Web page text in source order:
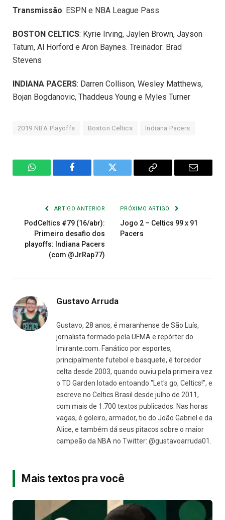
Transmissão: ESPN e NBA League Pass
BOSTON CELTICS: Kyrie Irving, Jaylen Brown, Jayson
Tatum, Al Horford e Aron Baynes. Treinador: Brad
Stevens
INDIANA PACERS: Darren Collison, Wesley Matthews,
Bojan Bogdanovic, Thaddeus Young e Myles Turner
2019 NBA Playoffs Boston Celtics Indiana Pacers
WhatsAppFacebook Twitter
Copiar
E-
ARTIGO ANTERIOR
PodCeltics #79 (16/abr):
Primeiro desafio dos
playoffs: Indiana Pacers
(com @JrRap77)
PRÓXIMO ARTIGO
Jogo 2 – Celtics 99 x 91
Pacers
Gustavo Arruda
Gustavo, 28 anos, é maranhense de São Luís,
jornalista formado pela UFMA e repórter do
Imirante.com. Fanático por esportes,
principalmente futebol e basquete, é torcedor
celta desde 2003, quando ouviu pela primeira vez
o TD Garden lotado entoando "Let's go, Celtics!", e
escreve no Celtics Brasil desde julho de 2011,
com mais de 1.700 textos publicados. Nas horas
vagas, é goleiro, armador, tio do João Gabriel e da
Alice, e também dá seus pitacos sobre o maior
campeão da NBA no Twitter: @gustavoarruda01.
Mais textos pra você